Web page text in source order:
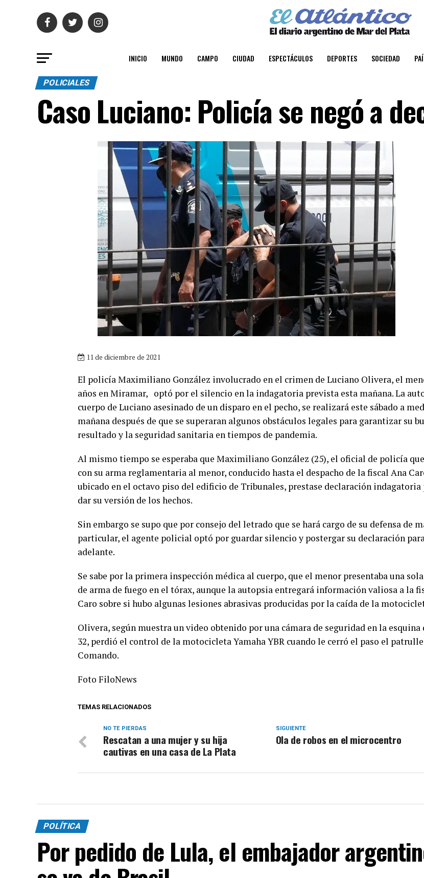
INICIO MUNDO CAMPO CIUDAD ESPECTÁCULOS DEPORTES SOCIEDAD
POLICIALES
Caso Luciano: Policía se negó a
11 de diciembre de 2021
El policía Maximiliano González involucrado en el crimen de Luciano Olivera, el
años en Miramar, optó por el silencio en la indagatoria prevista esta mañana. La
cuerpo de Luciano asesinado de un disparo en el pecho, se realizará este sábado a
mañana después de que se superaran algunos obstáculos legales para garantizar su
resultado y la seguridad sanitaria en tiempos de pandemia.
Al mismo tiempo se esperaba que Maximiliano González (25), el oficial de policía
con su arma reglamentaria al menor, conducido hasta el despacho de la fiscal Ana
ubicado en el octavo piso del edificio de Tribunales, prestase declaración indagatoria
dar su versión de los hechos.
Sin embargo se supo que por consejo del letrado que se hará cargo de su defensa de
particular, el agente policial optó por guardar silencio y postergar su declaración
adelante.
Se sabe por la primera inspección médica al cuerpo, que el menor presentaba una
de arma de fuego en el tórax, aunque la autopsia entregará información valiosa a la
Caro sobre si hubo algunas lesiones abrasivas producidas por la caída de la
Olivera, según muestra un video obtenido por una cámara de seguridad en la esquina
32, perdió el control de la motocicleta Yamaha YBR cuando le cerró el paso el
Comando.
Foto FiloNews
TEMAS RELACIONADOS
SIGUIENTE
Ola de robos en el microcentro
NO TE PIERDAS
Rescatan a una mujer y su hija
cautivas en una casa de La Plata
POLÍTICA
Por pedido de Lula, el embajador